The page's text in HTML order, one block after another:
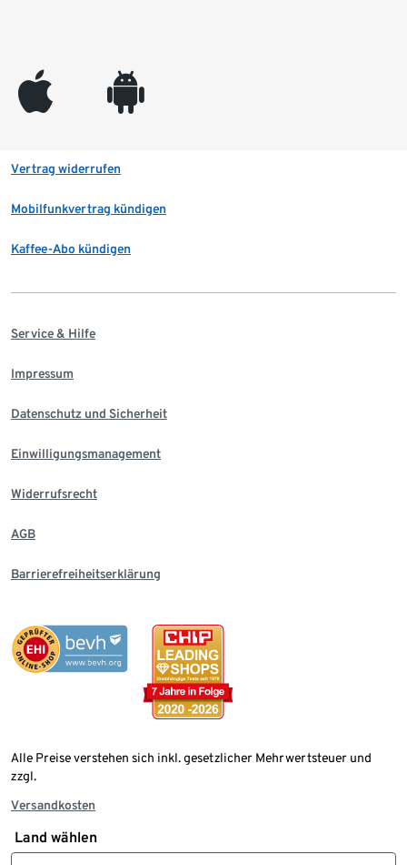
appleinc android
Vertrag widerrufen
Mobilfunkvertrag kündigen
Kaffee-Abo kündigen
Service & Hilfe
Impressum
Datenschutz und Sicherheit
Einwilligungsmanagement
Widerrufsrecht
AGB
Barrierefreiheitserklärung
Alle Preise verstehen sich inkl. gesetzlicher Mehrwertsteuer und
zzgl.
Versandkosten
Land wählen